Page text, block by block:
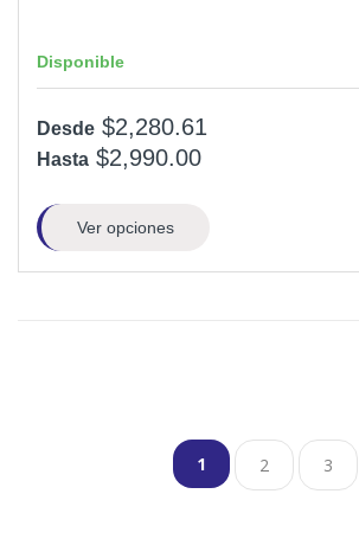
Disponible
Desde $2,280.61
Hasta $2,990.00
Ver opciones
1 2 3